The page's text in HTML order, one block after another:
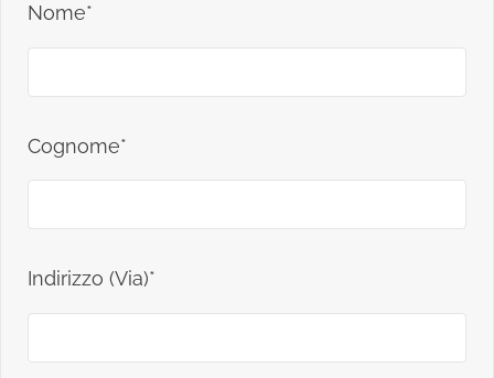
Nome*
Cognome*
Indirizzo (Via)*